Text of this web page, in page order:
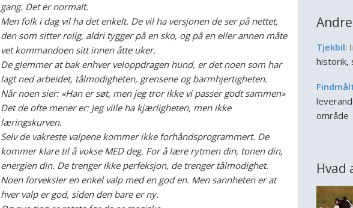
gang. Det er normalt.
Men folk i dag vil ha det enkelt. De vil ha versjonen de ser på nettet,
den som sitter rolig, aldri tygger på en sko, og på en eller annen måte
vet kommandoen sitt innen åtte uker.
De glemmer at bak enhver veloppdragen hund, er det noen som har
lagt ned arbeidet, tålmodigheten, grensene og barmhjertigheten.
Når noen sier: «Han er søt, men jeg tror ikke vi passer godt sammen»
Det de ofte mener er: Jeg ville ha kjærligheten, men ikke
læringskurven.
Selv de vakreste valpene kommer ikke forhåndsprogrammert. De
kommer klare til å vokse MED deg. For å lære rytmen din, tonen din,
energien din. De trenger ikke perfeksjon, de trenger tålmodighet.
Noen forveksler en enkel valp med en god en. Men sannheten er at
hver valp er god, siden den bare er ny.
Tjekbil:
historik,
område
Hvad